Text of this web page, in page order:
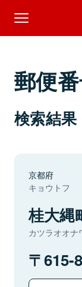
郵便
検索結果
京都府
キョウトフ
桂大縄
カツラオオナ
615-